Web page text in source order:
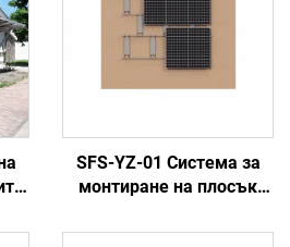
SFS-YZ-01 Система за
монтиране на плосък